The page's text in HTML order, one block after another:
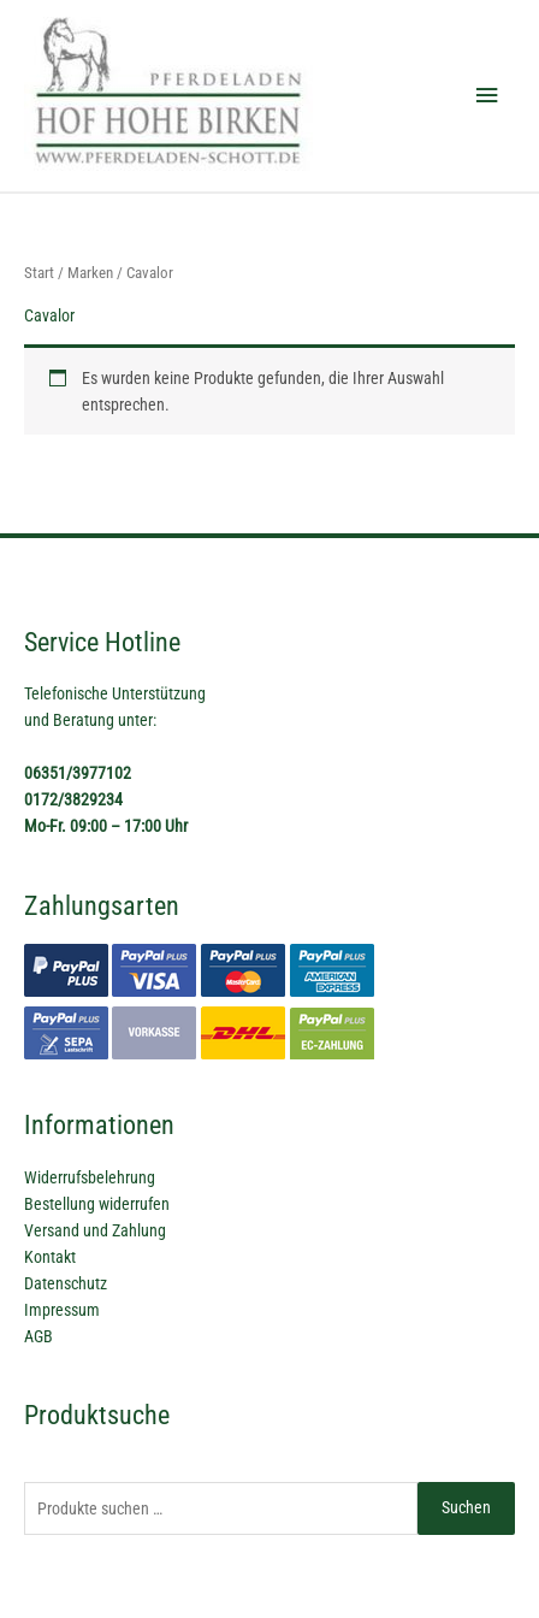
springen
Start / Marken / Cavalor
Cavalor
Es wurden keine Produkte gefunden, die Ihrer Auswahl
entsprechen.
Service Hotline
Telefonische Unterstützung
und Beratung unter:
06351/3977102
0172/3829234
Mo-Fr. 09:00 – 17:00 Uhr
Zahlungsarten
Informationen
Widerrufsbelehrung
Bestellung widerrufen
Versand und Zahlung
Kontakt
Datenschutz
Impressum
AGB
Produktsuche
Suchen
Suchen